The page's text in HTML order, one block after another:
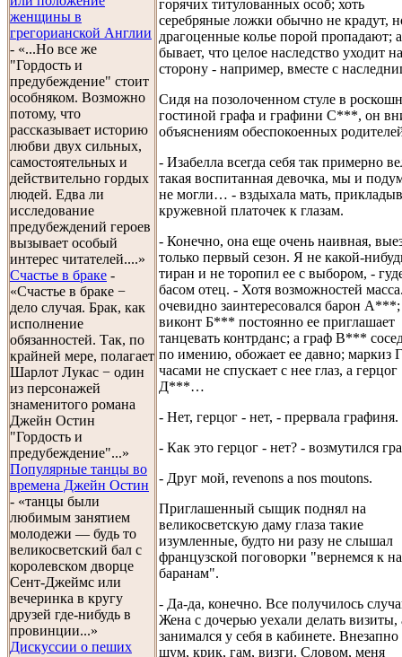
женщины в
грегорианской Англии
- «...Но все же
"Гордость и
предубеждение" стоит
особняком. Возможно
потому, что
рассказывает историю
любви двух сильных,
самостоятельных и
действительно гордых
людей. Едва ли
исследование
предубеждений героев
вызывает особый
интерес читателей....»
Счастье в браке -
«Счастье в браке −
дело случая. Брак, как
исполнение
обязанностей. Так, по
крайней мере, полагает
Шарлот Лукас − один
из персонажей
знаменитого романа
Джейн Остин
"Гордость и
предубеждение"...»
Популярные танцы во
времена Джейн Остин
- «танцы были
любимым занятием
молодежи — будь то
великосветский бал с
королевском дворце
Сент-Джеймс или
вечеринка в кругу
друзей где-нибудь в
провинции...»
Дискуссии о пеших
горячих титулованных особ; хоть
серебряные ложки обычно не крадут,
драгоценные колье порой пропадают; а
бывает, что целое наследство уходит на
сторону - например, вместе с
Сидя на позолоченном стуле в
гостиной графа и графини С***, он
объяснениям обеспокоенных
- Изабелла всегда себя так примерно
такая воспитанная девочка, мы и
не могли… - вздыхала мать,
кружевной платочек к глазам.
- Конечно, она еще очень наивная,
только первый сезон. Я не какой-
тиран и не торопил ее с выбором, -
басом отец. - Хотя возможностей
очевидно заинтересовался барон
виконт Б*** постоянно ее приглашает
танцевать контрданс; а граф В***
по имению, обожает ее давно; маркиз
часами не спускает с нее глаз, а герцог
Д***…
- Нет, герцог - нет, - прервала графиня.
- Как это герцог - нет? - возмутился
- Друг мой, revenons a nos moutons.
Приглашенный сыщик поднял на
великосветскую даму глаза такие
изумленные, будто ни разу не слышал
французской поговорки "вернемся к
баранам".
- Да-да, конечно. Все получилось
Жена с дочерью уехали делать визиты,
занимался у себя в кабинете. Внезапно
шум, крик, гам, визги. Словом, меня